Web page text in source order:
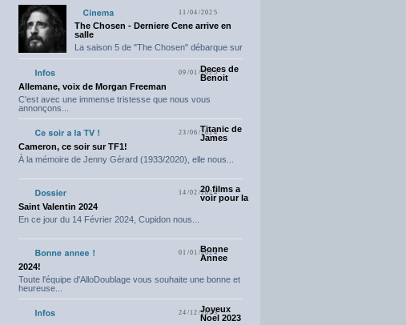
11/04/2025
The Chosen - Derniere Cene arrive en
salle
La saison 5 de "The Chosen" débarque sur
09/01/2025Deces de
Benoit
Allemane, voix de Morgan Freeman
C'est avec une immense tristesse que nous vous
annonçons...
23/06/2024Titanic de
James
Cameron, ce soir sur TF1!
À la mémoire de Jenny Gérard (1933/2020), elle nous...
14/02/202420 films a
voir pour la
Saint Valentin 2024
En ce jour du 14 Février 2024, Cupidon nous...
01/01/2024
Bonne
Annee
2024!
Toute l'équipe d'AlloDoublage vous souhaite une bonne et
heureuse...
24/12/2023
Joyeux
Noel 2023